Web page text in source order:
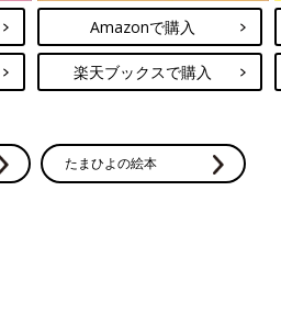
Amazonで購入
楽天ブックスで購入
たまひよの絵本